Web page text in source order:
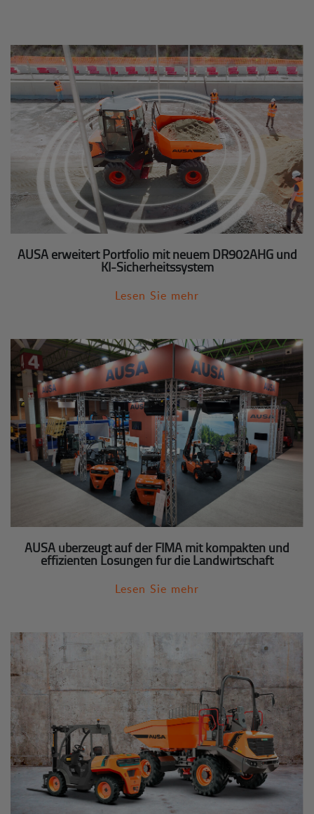
AUSA erweitert Portfolio mit neuem DR902AHG und
KI-Sicherheitssystem
Lesen Sie mehr
AUSA überzeugt auf der FIMA mit kompakten und
effizienten Lösungen für die Landwirtschaft
Lesen Sie mehr